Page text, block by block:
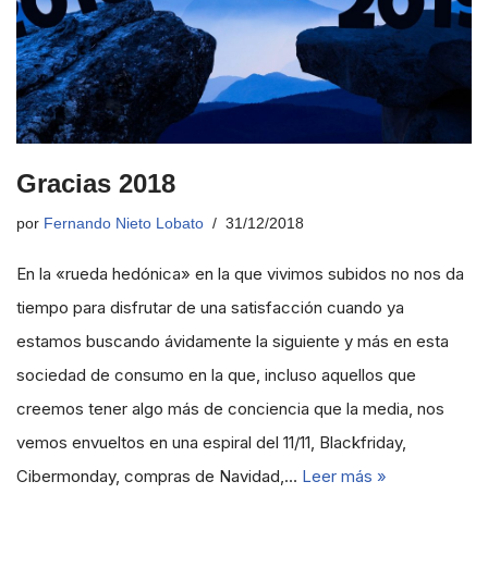
Gracias 2018
por Fernando Nieto Lobato 31/12/2018
En la «rueda hedónica» en la que vivimos subidos no nos da
tiempo para disfrutar de una satisfacción cuando ya
estamos buscando ávidamente la siguiente y más en esta
sociedad de consumo en la que, incluso aquellos que
creemos tener algo más de conciencia que la media, nos
vemos envueltos en una espiral del 11/11, Blackfriday,
Cibermonday, compras de Navidad,… Leer más »